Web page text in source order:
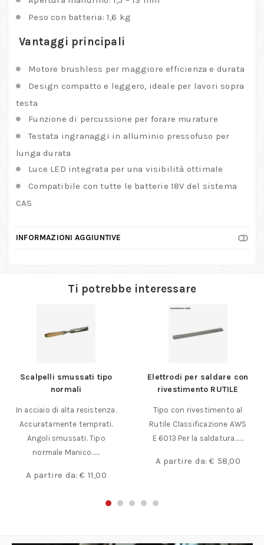
Peso con batteria: 1,6 kg
Vantaggi principali
Motore brushless per maggiore efficienza e durata
Design compatto e leggero, ideale per lavori sopra
testa
Funzione di percussione per forare murature
Testata ingranaggi in alluminio pressofuso per
lunga durata
Luce LED integrata per una visibilità ottimale
Compatibile con tutte le batterie 18V del sistema
CAS
INFORMAZIONI AGGIUNTIVE
Ti potrebbe interessare
Scalpelli smussati tipo
normali
In acciaio di alta resistenza.
Accuratamente temprati.
Angoli smussati. Tipo
normale Manico……
A partire da:€ 11,00
Elettrodi per saldare con
rivestimento RUTILE
Tipo con rivestimento al
Rutile Classificazione AWS
E 6013 Per la saldatura……
A partire da:€ 58,00